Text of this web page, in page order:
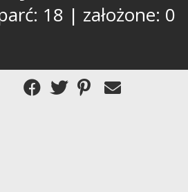
18 | założone: 0